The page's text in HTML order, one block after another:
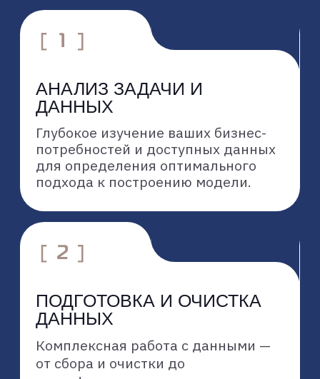
производительности моделей в
реальном времени, их регулярное
обновление и дообучение для
поддержания актуальности и
ПОЧЕМУ
К2 НЕЙРОТЕХ
ТОЧНОСТЬ И
наши модели создаются и
обучаются для достижения
максимальной точности и
реальную ценность для вашего
бизнеса